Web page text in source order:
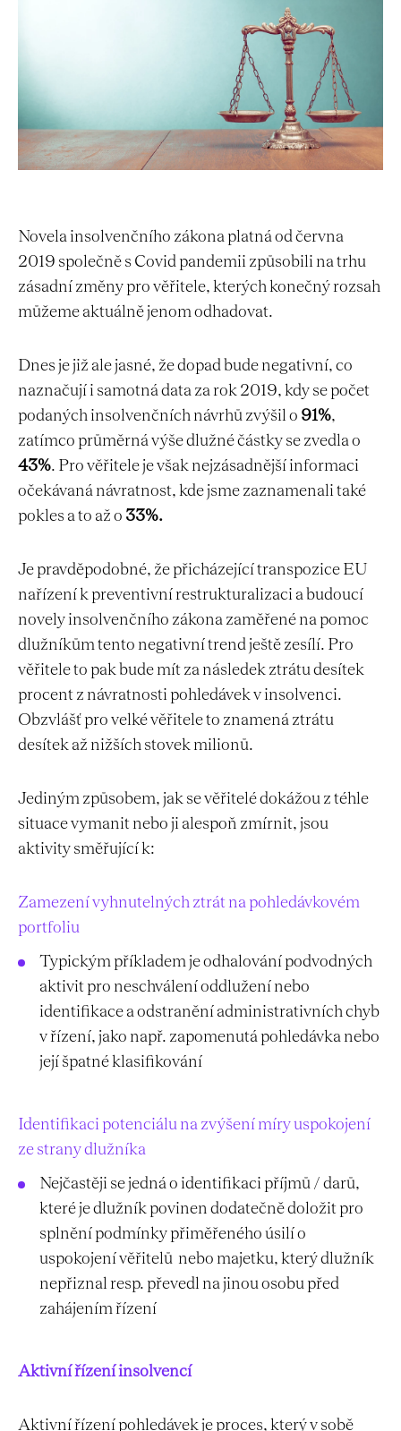
Novela insolvenčního zákona platná od června
2019 společně s Covid pandemii způsobili na trhu
zásadní změny pro věřitele, kterých konečný rozsah
můžeme aktuálně jenom odhadovat.
Dnes je již ale jasné, že dopad bude negativní, co
naznačují i samotná data za rok 2019, kdy se počet
podaných insolvenčních návrhů zvýšil o 91%,
zatímco průměrná výše dlužné částky se zvedla o
43%. Pro věřitele je však nejzásadnější informaci
očekávaná návratnost, kde jsme zaznamenali také
pokles a to až o 33%.
Je pravděpodobné, že přicházející transpozice EU
nařízení k preventivní restrukturalizaci a budoucí
novely insolvenčního zákona zaměřené na pomoc
dlužníkům tento negativní trend ještě zesílí. Pro
věřitele to pak bude mít za následek ztrátu desítek
procent z návratnosti pohledávek v insolvenci.
Obzvlášť pro velké věřitele to znamená ztrátu
desítek až nižších stovek milionů.
Jediným způsobem, jak se věřitelé dokážou z téhle
situace vymanit nebo ji alespoň zmírnit, jsou
aktivity směřující k:
Zamezení vyhnutelných ztrát na pohledávkovém
portfoliu
Typickým příkladem je odhalování podvodných
aktivit pro neschválení oddlužení nebo
identifikace a odstranění administrativních chyb
v řízení, jako např. zapomenutá pohledávka nebo
její špatné klasifikování
Identifikaci potenciálu na zvýšení míry uspokojení
ze strany dlužníka
Nejčastěji se jedná o identifikaci příjmů / darů,
které je dlužník povinen dodatečně doložit pro
splnění podmínky přiměřeného úsilí o
uspokojení věřitelů nebo majetku, který dlužník
nepřiznal resp. převedl na jinou osobu před
zahájením řízení
Aktivní řízení insolvencí
Aktivní řízení pohledávek je proces, který v sobě